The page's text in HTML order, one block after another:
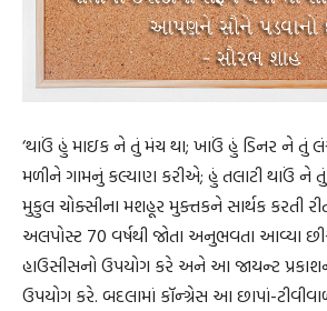
‘થાઉં હું માઇક ને તું મંચ થા; ખાઉં હું ડિનર ને
મળીને ગામનું કલ્યાણ કરીએ; હું તલાટી થાઉં ને તું
મુકુલ ચોક્સીના મશહૂર મુક્તકને સાર્થક કરતી
અલપોસ્ટ 70 વર્ષથી જોતા અનુભવતા આવ્યા
હાઉસીસનો ઉપયોગ કરે અને આ જાયન્ટ પ્રકાશન
ઉપયોગ કરે. બદલામાં કૉન્ગ્રેસ આ છાપાં-